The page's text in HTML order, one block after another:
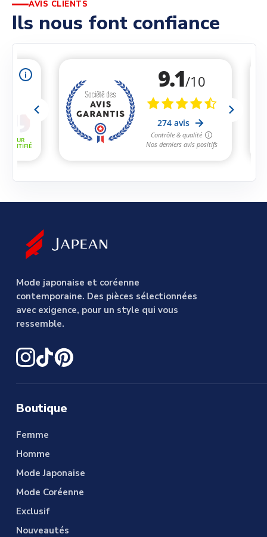
AVIS CLIENTS
Ils nous font confiance
Mode japonaise et coréenne
contemporaine. Des pièces sélectionnées
avec exigence, pour un style qui vous
ressemble.
Boutique
Femme
Homme
Mode Japonaise
Mode Coréenne
Exclusif
Nouveautés